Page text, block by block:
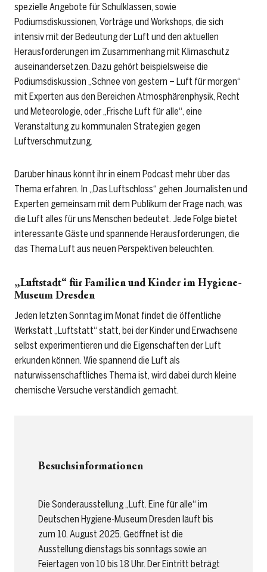
spezielle Angebote für Schulklassen, sowie
Podiumsdiskussionen, Vorträge und Workshops, die sich
intensiv mit der Bedeutung der Luft und den aktuellen
Herausforderungen im Zusammenhang mit Klimaschutz
auseinandersetzen. Dazu gehört beispielsweise die
Podiumsdiskussion „Schnee von gestern – Luft für morgen“
mit Experten aus den Bereichen Atmosphärenphysik, Recht
und Meteorologie, oder „Frische Luft für alle“, eine
Veranstaltung zu kommunalen Strategien gegen
Luftverschmutzung.
Darüber hinaus könnt ihr in einem Podcast mehr über das
Thema erfahren. In „Das Luftschloss“ gehen Journalisten und
Experten gemeinsam mit dem Publikum der Frage nach, was
die Luft alles für uns Menschen bedeutet. Jede Folge bietet
interessante Gäste und spannende Herausforderungen, die
das Thema Luft aus neuen Perspektiven beleuchten.
„Luftstadt“ für Familien und Kinder im Hygiene-
Museum Dresden
Jeden letzten Sonntag im Monat findet die öffentliche
Werkstatt „Luftstatt“ statt, bei der Kinder und Erwachsene
selbst experimentieren und die Eigenschaften der Luft
erkunden können. Wie spannend die Luft als
naturwissenschaftliches Thema ist, wird dabei durch kleine
chemische Versuche verständlich gemacht.
Besuchsinformationen
Die Sonderausstellung „Luft. Eine für alle“ im
Deutschen Hygiene-Museum Dresden läuft bis
zum 10. August 2025. Geöffnet ist die
Ausstellung dienstags bis sonntags sowie an
Feiertagen von 10 bis 18 Uhr. Der Eintritt beträgt